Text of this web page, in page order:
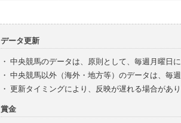
データ更新
・ 中央競馬のデータは、原則として、毎週月曜日
・ 中央競馬以外（海外・地方等）のデータは、毎
・ 更新タイミングにより、反映が遅れる場合があ
賞金